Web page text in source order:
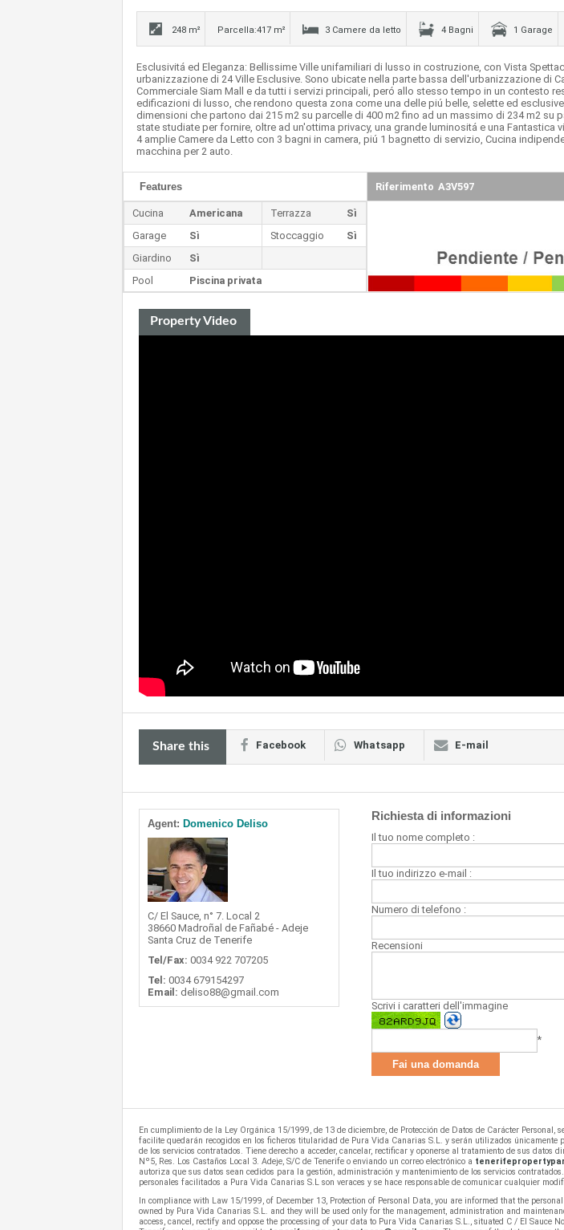
248 m² Parcella:417 m² 3 Camere da letto 4 Bagni 1 Garage
Esclusivitá ed Eleganza: Bellissime Ville unifamiliari di lusso in costruzione, con Vista
urbanizzazione di 24 Ville Esclusive. Sono ubicate nella parte bassa dell'urbanizzazione di
Commerciale Siam Mall e da tutti i servizi principali, peró allo stesso tempo in un contesto
edificazioni di lusso, che rendono questa zona come una delle piú belle, selette ed
dimensioni che partono dai 215 m2 su parcelle di 400 m2 fino ad un massimo di 234 m2 su
state studiate per fornire, oltre ad un'ottima privacy, una grande luminositá e una Fantastica
4 amplie Camere da Letto con 3 bagni in camera, piú 1 bagnetto di servizio, Cucina
macchina per 2 auto.
Features Riferimento A3V597
Cucina Americana Terrazza
Sì
Garage
Sì Stoccaggio
Sì
Giardino
Sì
Pool
Piscina privata
Property Video
Share this Facebook Whatsapp E-mail
Agent: Domenico Deliso
C/ El Sauce, n° 7. Local 2
38660 Madroñal de Fañabé - Adeje
Santa Cruz de Tenerife
Tel/Fax: 0034 922 707205
Tel: 0034 679154297
Email: deliso88@gmail.com
Richiesta di informazioni
Il tuo nome completo :
Il tuo indirizzo e-mail :
Numero di telefono :
Recensioni
Scrivi i caratteri dell'immagine
*
En cumplimiento de la Ley Orgánica 15/1999, de 13 de diciembre, de Protección de Datos de Carácter Personal,
facilite quedarán recogidos en los ficheros titularidad de Pura Vida Canarias S.L. y serán utilizados únicamente
de los servicios contratados. Tiene derecho a acceder, cancelar, rectificar y oponerse al tratamiento de sus datos
Nº5, Res. Los Castaños Local 3. Adeje, S/C de Tenerife o enviando un correo electrónico a
autoriza que sus datos sean cedidos para la gestión, administración y mantenimiento de los servicios
personales facilitados a Pura Vida Canarias S.L son veraces y se hace responsable de comunicar cualquier
In compliance with Law 15/1999, of December 13, Protection of Personal Data, you are informed that the
owned by Pura Vida Canarias S.L. and they will be used only for the management, administration and
access, cancel, rectify and oppose the processing of your data to Pura Vida Canarias S.L., situated C / El Sauce